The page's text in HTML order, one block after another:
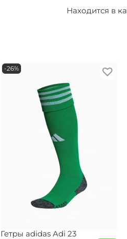
Находится в
-26%
Гетры adidas Adi 23